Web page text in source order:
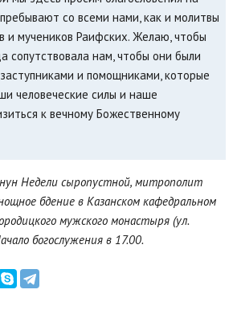
со всеми нами, как и молитвы
и мучеников Раифских. Желаю, чтобы
сопутствовала нам, чтобы они были
и помощниками, которые
человеческие силы и наше
к вечному Божественному
Недели сыропустной, митрополит
бдение в Казанском кафедральном
мужского монастыря (ул.
богослужения в 17.00.